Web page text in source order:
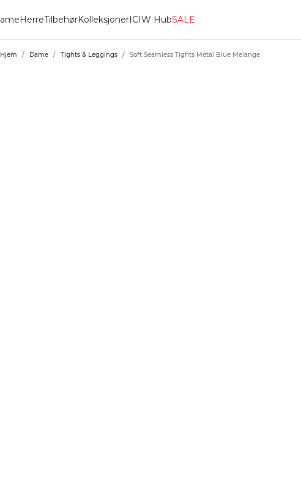
HerreTilbehørKolleksjonerICIW HubSALE
Hjem / Dame / Tights & Leggings / Soft Seamless Tights Metal Blue Melange